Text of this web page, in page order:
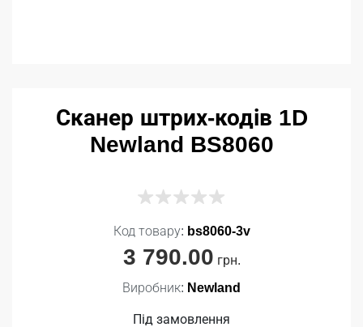
Сканер штрих-кодів 1D
Newland BS8060
Код товару: bs8060-3v
3 790.00 грн.
Виробник: Newland
Під замовлення